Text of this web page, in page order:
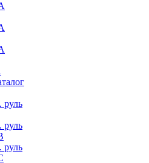
руль
руль
руль